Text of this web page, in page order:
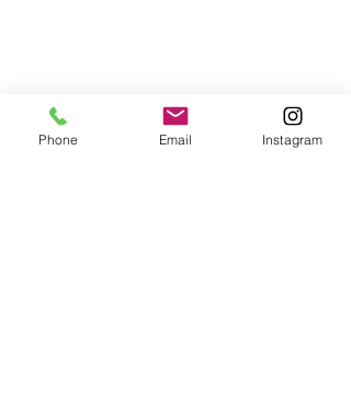
Phone Email Instagram